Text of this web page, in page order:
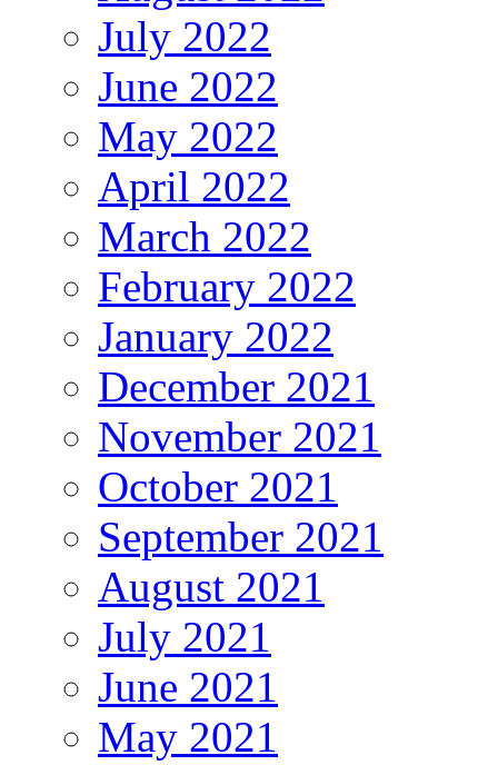
July 2022
June 2022
May 2022
April 2022
March 2022
February 2022
January 2022
December 2021
November 2021
October 2021
September 2021
August 2021
July 2021
June 2021
May 2021